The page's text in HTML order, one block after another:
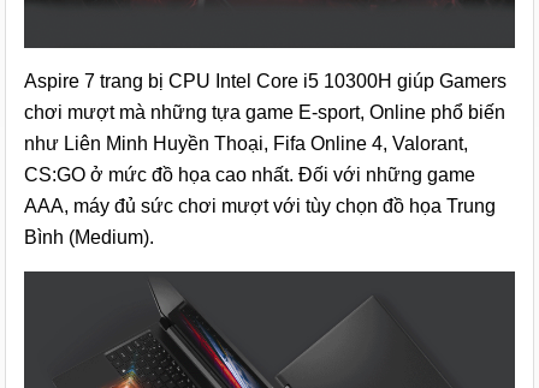
Aspire 7 trang bị CPU Intel Core i5 10300H giúp Gamers
chơi mượt mà những tựa game E-sport, Online phổ biến
như Liên Minh Huyền Thoại, Fifa Online 4, Valorant,
CS:GO ở mức đồ họa cao nhất. Đối với những game
AAA, máy đủ sức chơi mượt với tùy chọn đồ họa Trung
Bình (Medium).